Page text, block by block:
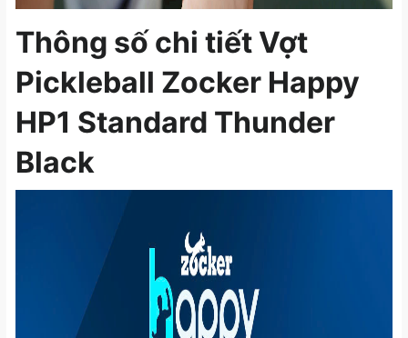
Thông số chi tiết Vợt
Pickleball Zocker Happy
HP1 Standard Thunder
Black